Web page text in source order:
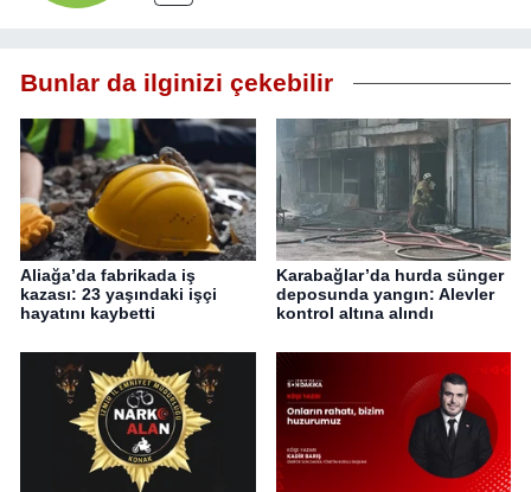
Bunlar da ilginizi çekebilir
Aliağa’da fabrikada iş
kazası: 23 yaşındaki işçi
hayatını kaybetti
Karabağlar’da hurda sünger
deposunda yangın: Alevler
kontrol altına alındı